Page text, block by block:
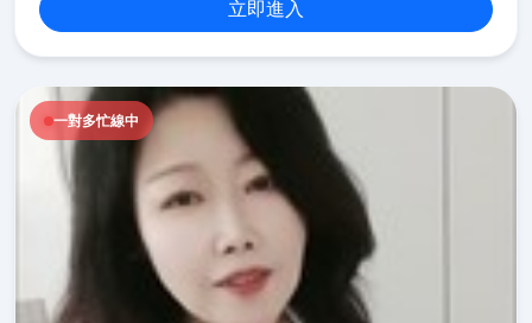
立即進入
一對多忙線中